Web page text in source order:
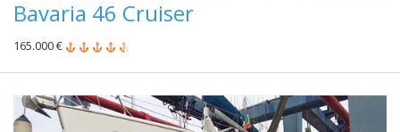
Bavaria 46 Cruiser
165.000 €